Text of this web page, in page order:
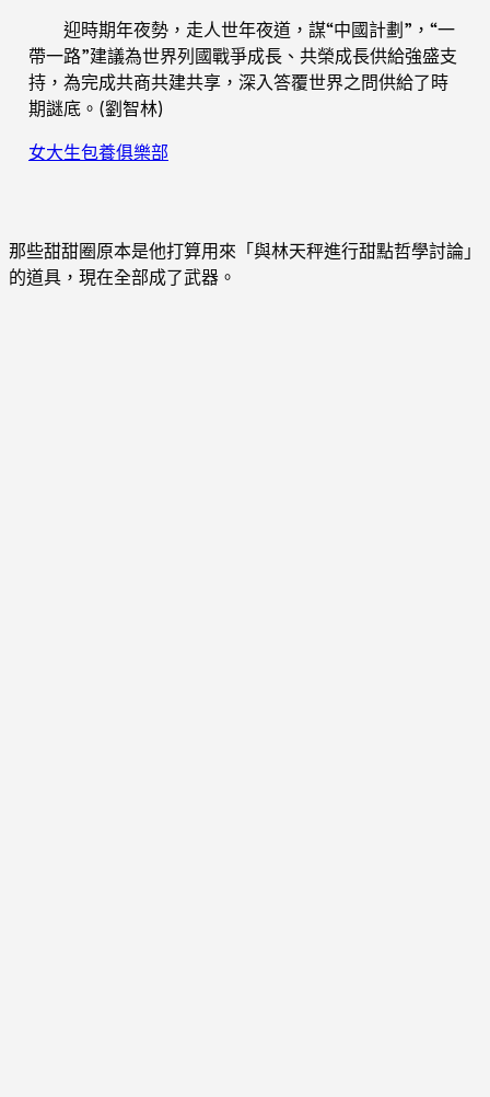
迎時期年夜勢，走人世年夜道，謀“中國計劃”，“一
帶一路”建議為世界列國戰爭成長、共榮成長供給強盛支
持，為完成共商共建共享，深入答覆世界之問供給了時
期謎底。(劉智林)
女大生包養俱樂部
那些甜甜圈原本是他打算用來「與林天秤進行甜點哲學討論」
的道具，現在全部成了武器。